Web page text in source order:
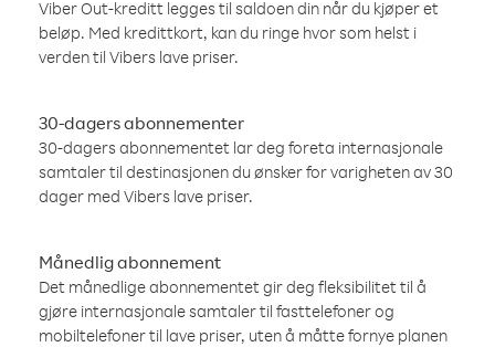
Viber Out-kreditt legges til saldoen din når du kjøper et
beløp. Med kredittkort, kan du ringe hvor som helst i
verden til Vibers lave priser.
30-dagers abonnementer
30-dagers abonnementet lar deg foreta internasjonale
samtaler til destinasjonen du ønsker for varigheten av 30
dager med Vibers lave priser.
Månedlig abonnement
Det månedlige abonnementet gir deg fleksibilitet til å
gjøre internasjonale samtaler til fasttelefoner og
mobiltelefoner til lave priser, uten å måtte fornye planen